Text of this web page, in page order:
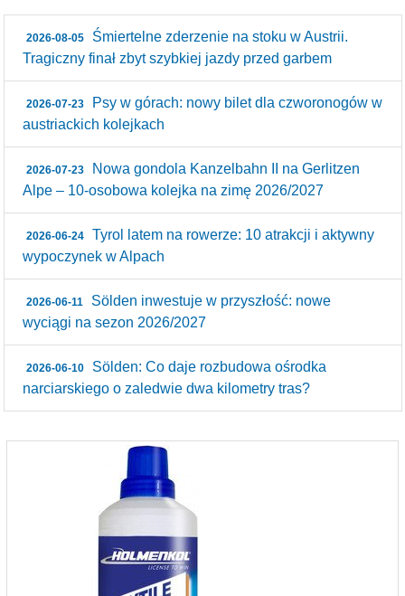
2026-08-05
Śmiertelne zderzenie na stoku w Austrii.
Tragiczny finał zbyt szybkiej jazdy przed garbem
2026-07-23
Psy w górach: nowy bilet dla czworonogów w
austriackich kolejkach
2026-07-23
Nowa gondola Kanzelbahn II na Gerlitzen
Alpe – 10‑osobowa kolejka na zimę 2026/2027
2026-06-24
Tyrol latem na rowerze: 10 atrakcji i aktywny
wypoczynek w Alpach
2026-06-11
Sölden inwestuje w przyszłość: nowe
wyciągi na sezon 2026/2027
2026-06-10
Sölden: Co daje rozbudowa ośrodka
narciarskiego o zaledwie dwa kilometry tras?